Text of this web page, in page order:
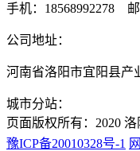
手机：18568992278 邮
公司地址：
河南省洛阳市宜阳县产
城市分站：
页面版权所有：2020
豫ICP备20010328号-1